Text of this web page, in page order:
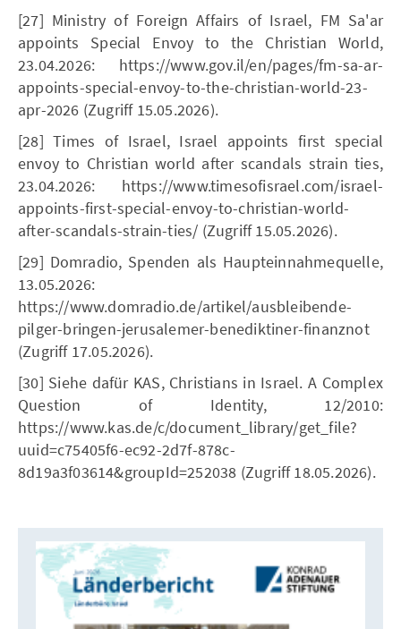
[27] Ministry of Foreign Affairs of Israel, FM Sa'ar
appoints Special Envoy to the Christian World,
23.04.2026: https://www.gov.il/en/pages/fm-sa-ar-
appoints-special-envoy-to-the-christian-world-23-
apr-2026 (Zugriff 15.05.2026).
[28] Times of Israel, Israel appoints first special
envoy to Christian world after scandals strain ties,
23.04.2026: https://www.timesofisrael.com/israel-
appoints-first-special-envoy-to-christian-world-
after-scandals-strain-ties/ (Zugriff 15.05.2026).
[29] Domradio, Spenden als Haupteinnahmequelle,
13.05.2026:
https://www.domradio.de/artikel/ausbleibende-
pilger-bringen-jerusalemer-benediktiner-finanznot
(Zugriff 17.05.2026).
[30] Siehe dafür KAS, Christians in Israel. A Complex
Question of Identity, 12/2010:
https://www.kas.de/c/document_library/get_file?
uuid=c75405f6-ec92-2d7f-878c-
8d19a3f03614&groupId=252038 (Zugriff 18.05.2026).